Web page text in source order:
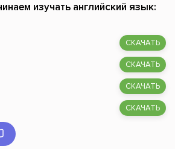
изучать английский язык:
СКАЧАТЬ
СКАЧАТЬ
СКАЧАТЬ
СКАЧАТЬ